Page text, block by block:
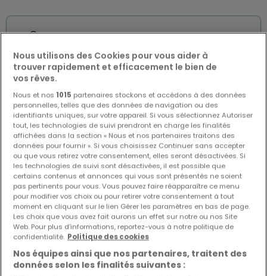
Biens similaires à proximité
Vous n'avez pas trouvé de biens qui vous
intéressent ? Ces annonces suggérées
pourraient vous intéresser.
Nous utilisons des Cookies pour vous aider à
trouver rapidement et efficacement le bien de
vos rêves.
Nous et nos 1015 partenaires stockons et accédons à des données
personnelles, telles que des données de navigation ou des
identifiants uniques, sur votre appareil. Si vous sélectionnez Autoriser
tout, les technologies de suivi prendront en charge les finalités
affichées dans la section « Nous et nos partenaires traitons des
données pour fournir ». Si vous choisissez Continuer sans accepter
ou que vous retirez votre consentement, elles seront désactivées. Si
les technologies de suivi sont désactivées, il est possible que
certains contenus et annonces qui vous sont présentés ne soient
pas pertinents pour vous. Vous pouvez faire réapparaître ce menu
pour modifier vos choix ou pour retirer votre consentement à tout
moment en cliquant sur le lien Gérer les paramètres en bas de page.
Les choix que vous avez fait aurons un effet sur notre ou nos Site
Web. Pour plus d’informations, reportez-vous à notre politique de
confidentialité. Politique des cookies
Nos équipes ainsi que nos partenaires, traitent des
données selon les finalités suivantes :